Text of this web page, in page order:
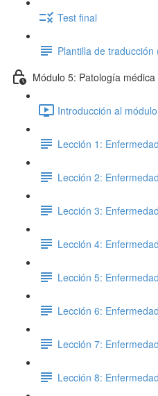
Test final
Plantilla de
Módulo 5: Patología médica
Introducción al
Lección 1:
Lección 2:
Lección 3:
Lección 4:
Lección 5:
Lección 6:
Lección 7:
Lección 8: